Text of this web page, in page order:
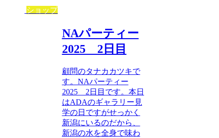
ショップ
NAパーティー
2025 2日目
顧問のタナカカツキで
す。NAパーティー
2025 2日目です。本日
はADAのギャラリー見
学の日ですがせっかく
新潟にいるのだから、
新潟の水を全身で味わ